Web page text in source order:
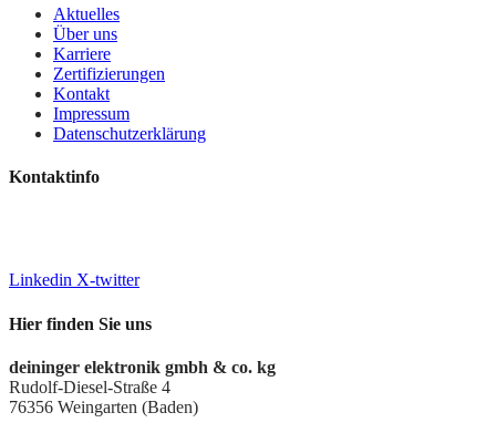
Aktuelles
Über uns
Karriere
Zertifizierungen
Kontakt
Impressum
Datenschutzerklärung
Kontaktinfo
Linkedin X-twitter
Hier finden Sie uns
deininger elektronik gmbh & co. kg
Rudolf-Diesel-Straße 4
76356 Weingarten (Baden)